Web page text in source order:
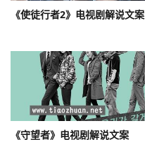
《使徒行者2》电视剧解说文案
《守望者》电视剧解说文案